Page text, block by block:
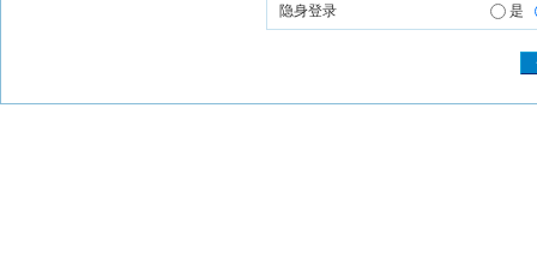
隐身登录 是